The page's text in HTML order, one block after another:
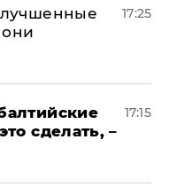
они
17:25
сделать, –
17:15